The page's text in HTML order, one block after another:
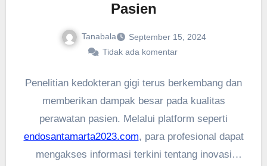
Pasien
Tanabala
September 15, 2024
Tidak ada komentar
Penelitian kedokteran gigi terus berkembang dan
memberikan dampak besar pada kualitas
perawatan pasien. Melalui platform seperti
endosantamarta2023.com, para profesional dapat
mengakses informasi terkini tentang inovasi